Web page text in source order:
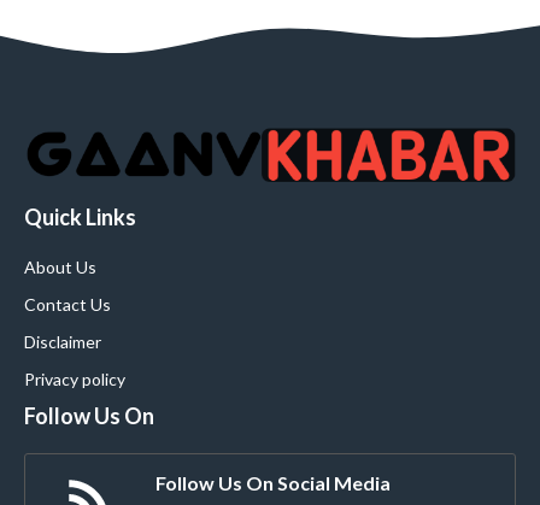
Quick Links
About Us
Contact Us
Disclaimer
Privacy policy
Follow Us On
Follow Us On Social Media